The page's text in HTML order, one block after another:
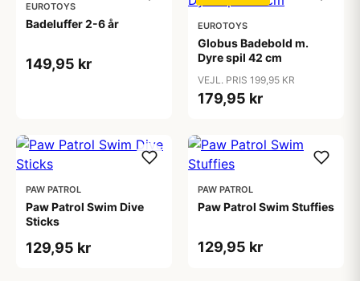
EUROTOYS
Badeluffer 2-6 år
149,95 kr
EUROTOYS
Globus Badebold m.
Dyre spil 42 cm
VEJL. PRIS 199,95 KR
179,95 kr
PAW PATROL
Paw Patrol Swim Dive
Sticks
129,95 kr
PAW PATROL
Paw Patrol Swim Stuffies
129,95 kr